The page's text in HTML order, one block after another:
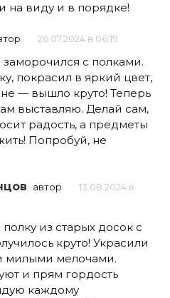
на виду и в порядке!
26.07.2024 в 06:19
заморочился с полками.
покрасил в яркий цвет,
— вышло круто! Теперь
выставляю. Делай сам,
радость, а предметы
Попробуй, не
автор
13.08.2024 в
из старых досок с
круто! Украсили
милыми мелочами.
и прям гордость
каждому